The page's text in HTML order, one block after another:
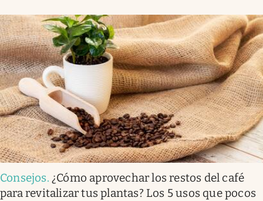
Consejos. ¿Cómo aprovechar los restos del café
para revitalizar tus plantas? Los 5 usos que pocos